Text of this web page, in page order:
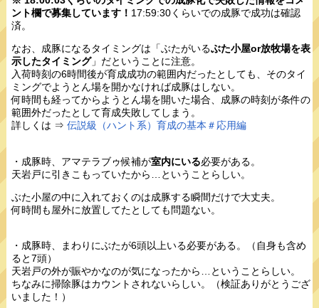
ント欄で募集しています！ 17:59:30くらいでの成豚で成功は確認
済。
なお、成豚になるタイミングは「ぶたがいるぶた小屋or放牧場を表
示したタイミング」だということに注意。
入荷時刻の6時間後が育成成功の範囲内だったとしても、そのタイ
ミングでようとん場を開かなければ成豚はしない。
何時間も経ってからようとん場を開いた場合、成豚の時刻が条件の
範囲外だったとして育成失敗してしまう。
詳しくは ⇒伝説級（ハント系）育成の基本＃応用編
・成豚時、アマテラブゥ候補が室内にいる必要がある。
天岩戸に引きこもっていたから…ということらしい。
ぶた小屋の中に入れておくのは成豚する瞬間だけで大丈夫。
何時間も屋外に放置してたとしても問題ない。
・成豚時、まわりにぶたが6頭以上いる必要がある。（自身も含め
ると7頭）
天岩戸の外が賑やかなのが気になったから…ということらしい。
ちなみに掃除豚はカウントされないらしい。（検証ありがとうござ
いました！）